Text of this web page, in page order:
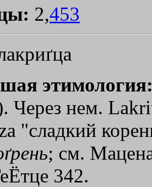
2,453
Через нем.
"сладкий
; см.
342.